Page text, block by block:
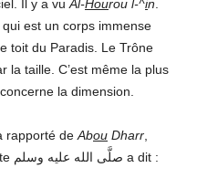
Il y a vuAl-Hourou l-^in.
est un corps immense
toit du Paradis. Le Trône
la taille. C’est même la plus
la dimension.
rapporté deAbou Dharr,
que Dieu l’agrée, que le Prophète صلَّى الله عليه وسلم a dit :